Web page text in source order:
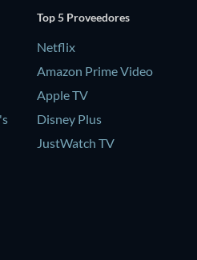
Top 5 Proveedores
Netflix
Amazon Prime Video
Apple TV
Disney Plus
JustWatch TV